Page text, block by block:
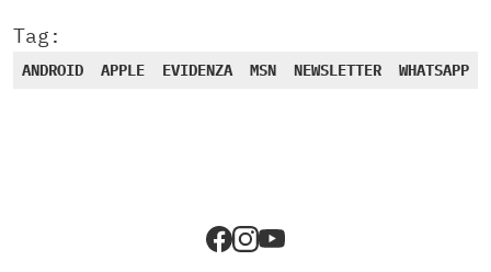
Tag:
ANDROID APPLE EVIDENZA MSN NEWSLETTER WHATSAPP